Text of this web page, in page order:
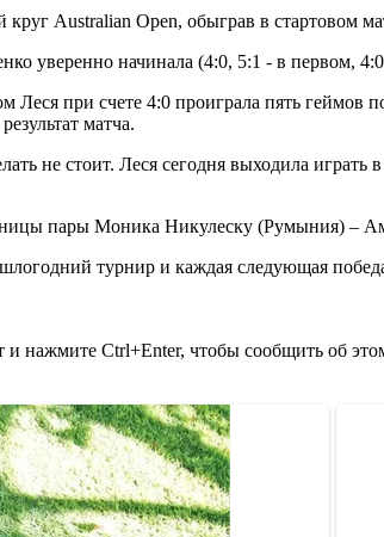
Australian Open, обыграв в стартовом
уверенно начинала (4:0, 5:1 - в первом,
Леся при счете 4:0 проиграла пять геймов
матча.
не стоит. Леся сегодня выходила
пары Моника Никулеску (Румыния)
турнир и каждая следующая
нажмите Ctrl+Enter, чтобы сообщить об